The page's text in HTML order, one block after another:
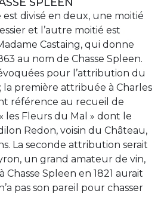
est divisé en deux, une moitié
et l’autre moitié est
Castaing, qui donne
au nom de Chasse Spleen.
pour l’attribution du
la première attribuée à Charles
référence au recueil de
les Fleurs du Mal » dont le
Redon, voisin du Château,
La seconde attribution serait
un grand amateur de vin,
Chasse Spleen en 1821 aurait
pas son pareil pour chasser